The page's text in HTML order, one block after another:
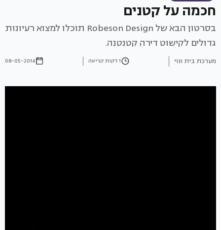
חכמה על קטנים
בסרטון הבא של Robeson Design תוכלו למצוא רעיונות
גדולים לקישוט דירה קטנטנה.
מערכת בית ונוי 1 דקות קריאה 08-05-2014